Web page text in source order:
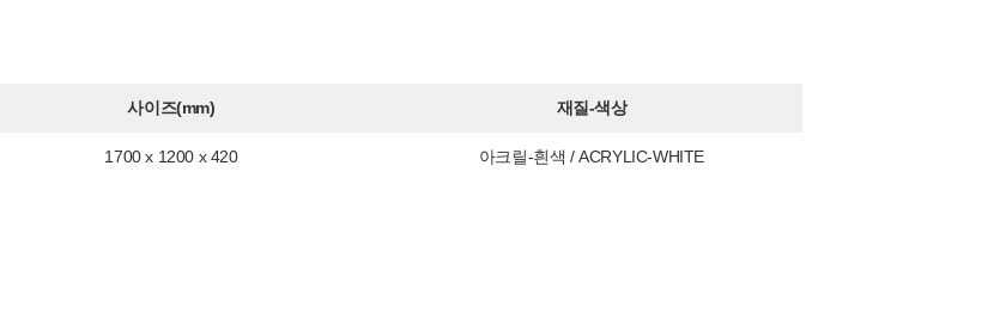
사이즈(mm) 재질-색상
1700 x 1200 x 420 아크릴-흰색 / ACRYLIC-WHITE